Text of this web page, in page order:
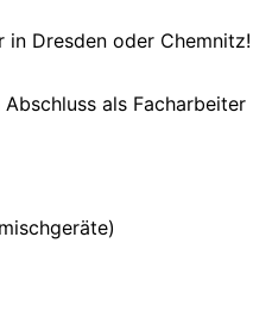
in Dresden oder Chemnitz!
als